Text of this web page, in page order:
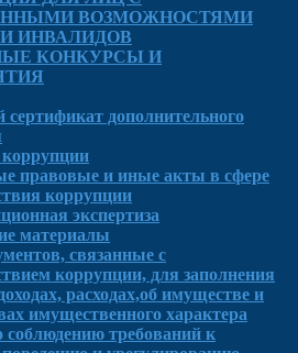
ВОЗМОЖНОСТЯМИ
ИНВАЛИДОВ
КОНКУРСЫ И
дополнительного
правовые и иные акты в сфере
коррупции
экспертиза
материалы
связанные с
коррупции, для заполнения
расходах,об имуществе и
имущественного характера
соблюдению требований к